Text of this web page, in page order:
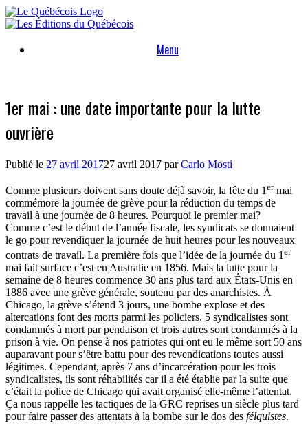
Skip
to
Menu
1er mai : une date importante pour la lutte
ouvrière
Publié le 27 avril 201727 avril 2017 parCarlo Mosti
Comme plusieurs doivent sans doute déjà savoir, la fête du 1 ermai
commémore la journée de grève pour la réduction du temps de
travail à une journée de 8 heures. Pourquoi le premier mai?
Comme c’est le début de l’année fiscale, les syndicats se donnaient
le go pour revendiquer la journée de huit heures pour les nouveaux
contrats de travail. La première fois que l’idée de la journée du 1er
mai fait surface c’est en Australie en 1856. Mais la lutte pour la
semaine de 8 heures commence 30 ans plus tard aux États-Unis en
1886 avec une grève générale, soutenu par des anarchistes. À
Chicago, la grève s’étend 3 jours, une bombe explose et des
altercations font des morts parmi les policiers. 5 syndicalistes sont
condamnés à mort par pendaison et trois autres sont condamnés à la
prison à vie. On pense à nos patriotes qui ont eu le même sort 50 ans
auparavant pour s’être battu pour des revendications toutes aussi
légitimes. Cependant, après 7 ans d’incarcération pour les trois
syndicalistes, ils sont réhabilités car il a été établie par la suite que
c’était la police de Chicago qui avait organisé elle-même l’attentat.
Ça nous rappelle les tactiques de la GRC reprises un siècle plus tard
pour faire passer des attentats à la bombe sur le dos des félquistes.